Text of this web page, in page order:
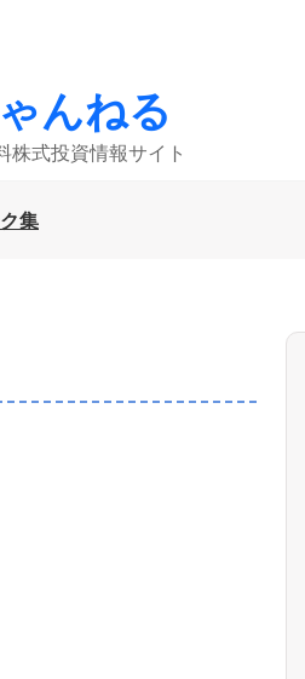
んねる
株式投資情報サイト
集